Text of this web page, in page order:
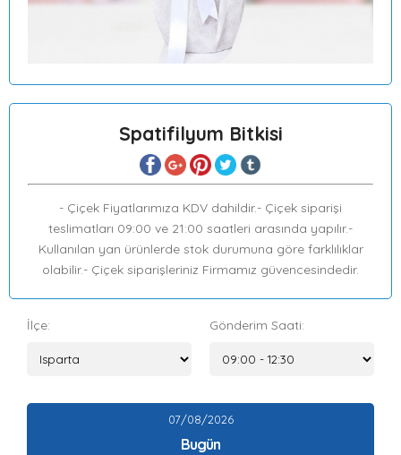
Spatifilyum Bitkisi
- Çiçek Fiyatlarımıza KDV dahildir.- Çiçek siparişi
teslimatları 09:00 ve 21:00 saatleri arasında yapılır.-
Kullanılan yan ürünlerde stok durumuna göre farklılıklar
olabilir.- Çiçek siparişleriniz Firmamız güvencesindedir.
İlçe: Gönderim Saati:
07/08/2026
Bugün